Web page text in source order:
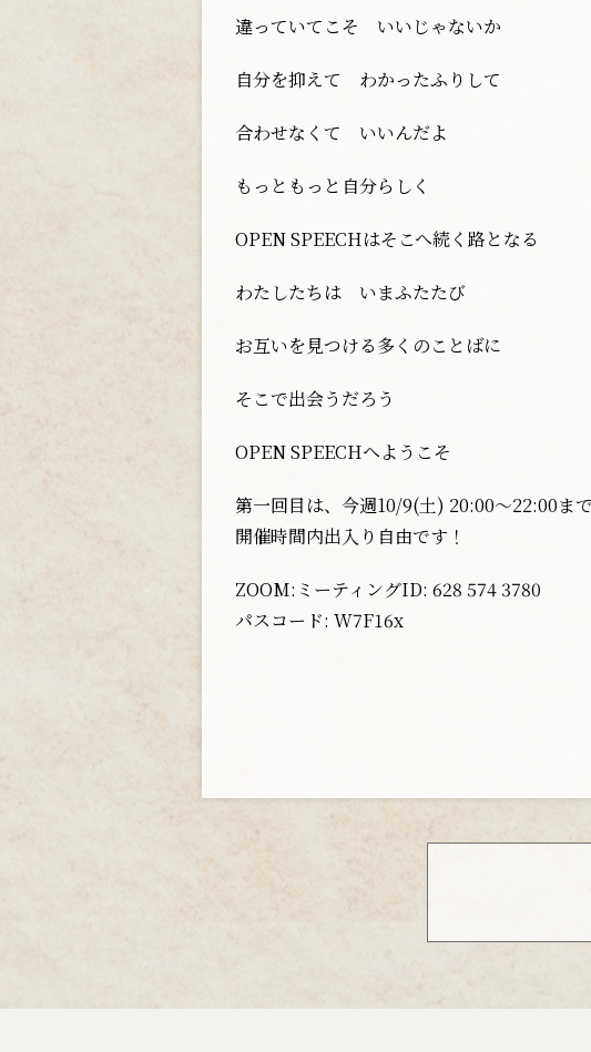
違っていてこそ いいじゃないか
自分を抑えて わかったふりして
合わせなくて いいんだよ
もっともっと自分らしく
OPEN SPEECHはそこへ続く路となる
わたしたちは いまふたたび
お互いを見つける多くのことばに
そこで出会うだろう
OPEN SPEECHへようこそ
第一回目は、今週10/9(土) 20:00〜22:00まで
開催時間内出入り自由です！
ZOOM:ミーティングID: 628 574 3780
パスコード: W7F16x